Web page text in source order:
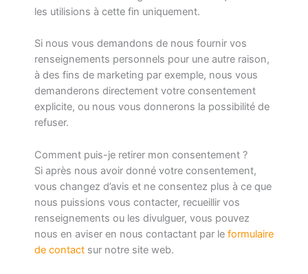
les utilisions à cette fin uniquement.
Si nous vous demandons de nous fournir vos
renseignements personnels pour une autre raison,
à des fins de marketing par exemple, nous vous
demanderons directement votre consentement
explicite, ou nous vous donnerons la possibilité de
refuser.
Comment puis-je retirer mon consentement ?
Si après nous avoir donné votre consentement,
vous changez d’avis et ne consentez plus à ce que
nous puissions vous contacter, recueillir vos
renseignements ou les divulguer, vous pouvez
nous en aviser en nous contactant par le formulaire
de contact sur notre site web.